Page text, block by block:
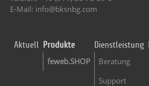
E-Mail: info@bksnbg.com
Aktuell Produkte
feweb.SHOP
Dienstleistung
Beratung
Support